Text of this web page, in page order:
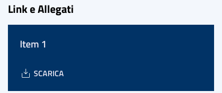
Link e Allegati
Item 1
SCARICA